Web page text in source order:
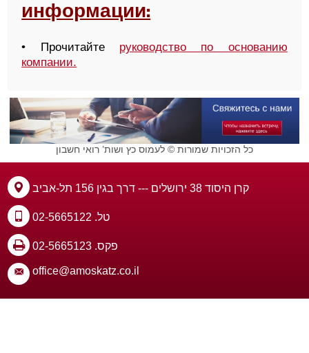
информации:
• Прочитайте руководство по основанию
компании.
כל הזכויות שמורות © לעמוס כץ ושות’ רואי חשבון
קרן היסוד 38 ירושלים --- דרך בגין 156 תל-אביב
טל. 02-5665122
פקס. 02-5665123
office@amoskatz.co.il